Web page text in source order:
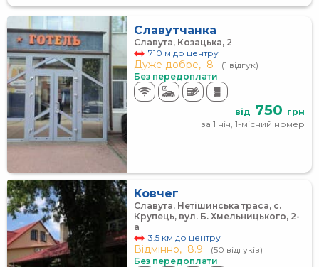
Славутчанка
Славута, Козацька, 2
710 м до центру
Дуже добре, 8
(1 відгук)
Без передоплати
від 750 грн
за 1 ніч, 1-місний номер
Ковчег
Славута, Нетішинська траса, с.
Крупець, вул. Б. Хмельницького, 2-
а
3.5 км до центру
Відмінно, 8.9
(50 відгуків)
Без передоплати